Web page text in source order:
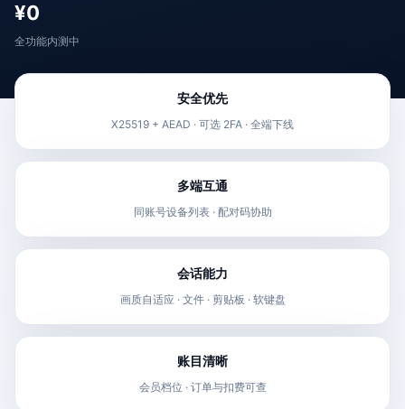
¥0
全功能内测中
安全优先
X25519 + AEAD · 可选 2FA · 全端下线
多端互通
同账号设备列表 · 配对码协助
会话能力
画质自适应 · 文件 · 剪贴板 · 软键盘
账目清晰
会员档位 · 订单与扣费可查